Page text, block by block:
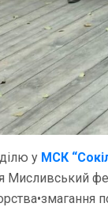
у МСК
Мисливський